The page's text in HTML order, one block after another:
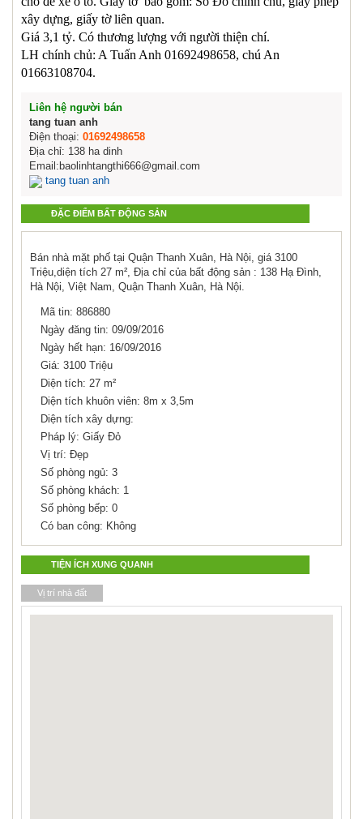
xây dựng, giấy tờ liên quan.
Giá 3,1 tỷ. Có thương lượng với người thiện chí.
LH chính chủ: A Tuấn Anh 01692498658, chú An
01663108704.
Liên hệ người bán
tang tuan anh
Điện thoại: 01692498658
Địa chỉ: 138 ha dinh
Email:baolinhtangthi666@gmail.com
tang tuan anh
ĐẶC ĐIỂM BẤT ĐỘNG SẢN
Bán nhà mặt phố tại Quận Thanh Xuân, Hà Nội, giá 3100
Triệu,diện tích 27 m², Địa chỉ của bất động sản : 138 Hạ Đình,
Hà Nội, Việt Nam, Quận Thanh Xuân, Hà Nội.
Mã tin: 886880
Ngày đăng tin: 09/09/2016
Ngày hết hạn: 16/09/2016
Giá: 3100 Triệu
Diện tích: 27 m²
Diện tích khuôn viên: 8m x 3,5m
Diện tích xây dựng:
Pháp lý: Giấy Đỏ
Vị trí: Đẹp
Số phòng ngủ: 3
Số phòng khách: 1
Số phòng bếp: 0
Có ban công: Không
TIỆN ÍCH XUNG QUANH
Vị trí nhà đất